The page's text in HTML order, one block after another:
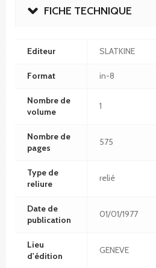
FICHE TECHNIQUE
Editeur SLATKINE
Format in-8
Nombre de
volume
1
Nombre de
pages
575
Type de
reliure
relié
Date de
publication
01/01/1977
Lieu
d'édition
GENEVE